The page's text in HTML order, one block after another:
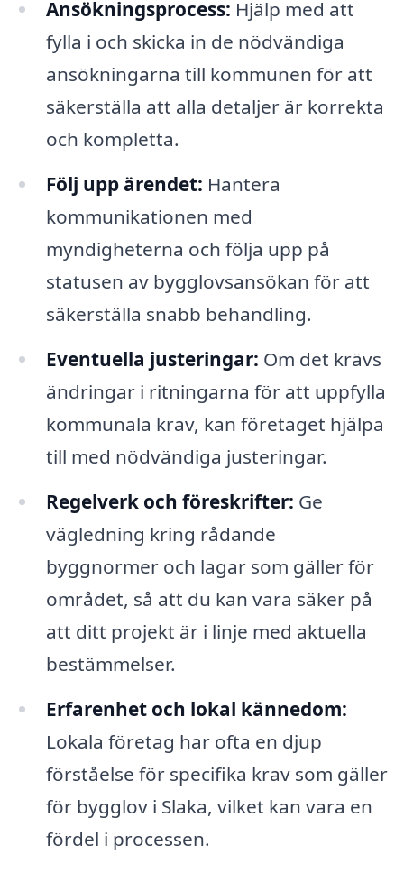
Ansökningsprocess: Hjälp med att
fylla i och skicka in de nödvändiga
ansökningarna till kommunen för att
säkerställa att alla detaljer är korrekta
och kompletta.
Följ upp ärendet: Hantera
kommunikationen med
myndigheterna och följa upp på
statusen av bygglovsansökan för att
säkerställa snabb behandling.
Eventuella justeringar: Om det krävs
ändringar i ritningarna för att uppfylla
kommunala krav, kan företaget hjälpa
till med nödvändiga justeringar.
Regelverk och föreskrifter: Ge
vägledning kring rådande
byggnormer och lagar som gäller för
området, så att du kan vara säker på
att ditt projekt är i linje med aktuella
bestämmelser.
Erfarenhet och lokal kännedom:
Lokala företag har ofta en djup
förståelse för specifika krav som gäller
för bygglov i Slaka, vilket kan vara en
fördel i processen.